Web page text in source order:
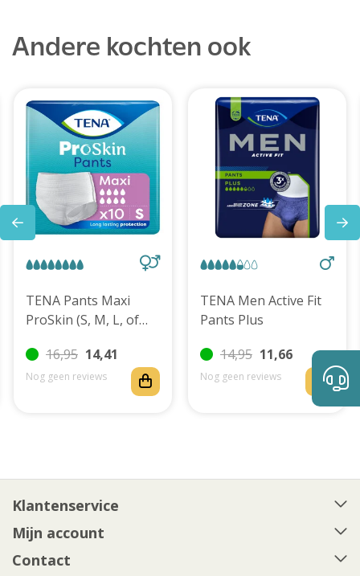
Andere kochten ook
TENA Pants Maxi
ProSkin (S, M, L, of
16,95 14,41
Nog geen reviews
TENA Men Active Fit
Pants Plus
14,95 11,66
Nog geen reviews
Klantenservice
Mijn account
Contact